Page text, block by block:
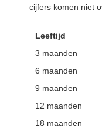
cijfers komen niet
Leeftijd
3 maanden
6 maanden
9 maanden
12 maanden
18 maanden